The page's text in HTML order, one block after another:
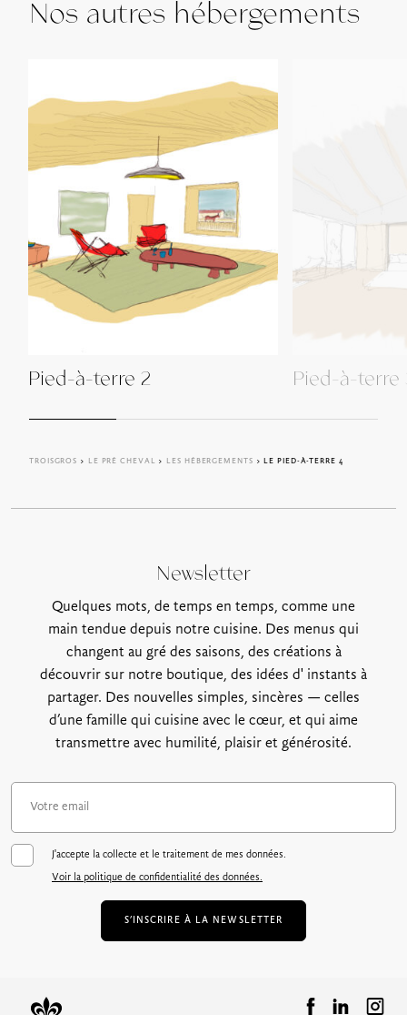
Nos autres hébergements
Pied-à-terre 2 Pied-à-terre
TROISGROS > LE PRÉ CHEVAL > LES HÉBERGEMENTS > LE PIED-À-TERRE 4
Newsletter
Quelques mots, de temps en temps, comme une
main tendue depuis notre cuisine. Des menus qui
changent au gré des saisons, des créations à
découvrir sur notre boutique, des idées d' instants à
partager. Des nouvelles simples, sincères — celles
d’une famille qui cuisine avec le cœur, et qui aime
transmettre avec humilité, plaisir et générosité.
J'accepte la collecte et le traitement de mes données.
Voir la politique de confidentialité des données.
S’INSCRIRE À LA NEWSLETTER